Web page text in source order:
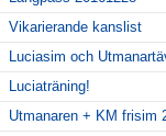
Vikarierande kanslist
Luciasim och
Luciaträning!
Utmanaren + KM frisim